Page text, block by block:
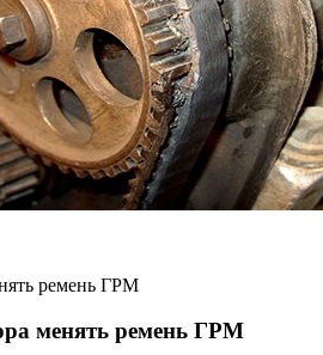
ремень ГРМ
менять ремень ГРМ